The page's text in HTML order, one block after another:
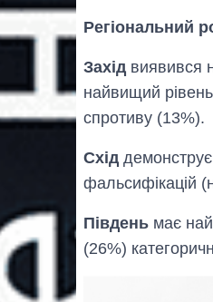
Регіональний
Захід виявився
найвищий
спротиву (13%).
Схід
фальсифікацій
Південь має
(26%)